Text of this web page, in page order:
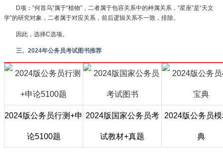
D项：“何首乌”属于“植物”，二者属于包容关系中的种属关系，“星座”是“天文
学”的研究对象，二者属于对应关系，前后逻辑关系不一致，排除。
因此，选择C选项。
三、2024年公务员考试图书推荐
2024版公务员行测+申
论5100题
2024版国家公务员考
试教材+真题
2024版公务员
典